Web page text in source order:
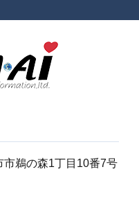
市鵜の森1丁目10番7号